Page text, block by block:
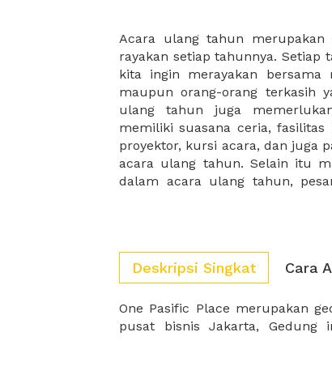
Acara ulang tahun
rayakan setiap tahunnya. Setiap
kita ingin merayakan bersama
maupun orang-orang terkasih
ulang tahun juga
memiliki suasana ceria,
proyektor, kursi acara, dan juga
acara ulang tahun. Selain itu
dalam acara ulang tahun,
acara ulang tahun agar
berakibat kecewanya undangan
membantu anda menemukan
ulang tahun anak, acara ulang
organisasi, ulang tahun
tak hanya ruangan, namun
Deskripsi Singkat Cara
One Pasific Place merupakan
pusat bisnis Jakarta, Gedung
sesuai untuk Anda karena